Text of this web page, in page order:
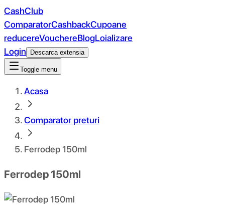
CashClub
ComparatorCashbackCupoane
reducereVouchereBlogLoializare
Login
Descarca extensia
Toggle menu
Acasa
Comparator preturi
Ferrodep 150ml
Ferrodep 150ml